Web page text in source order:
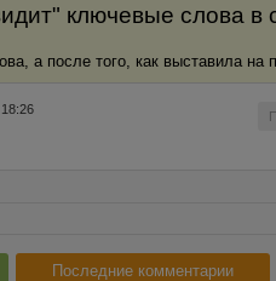
ключевые слова в
а после того, как выставила
Последние комментарии